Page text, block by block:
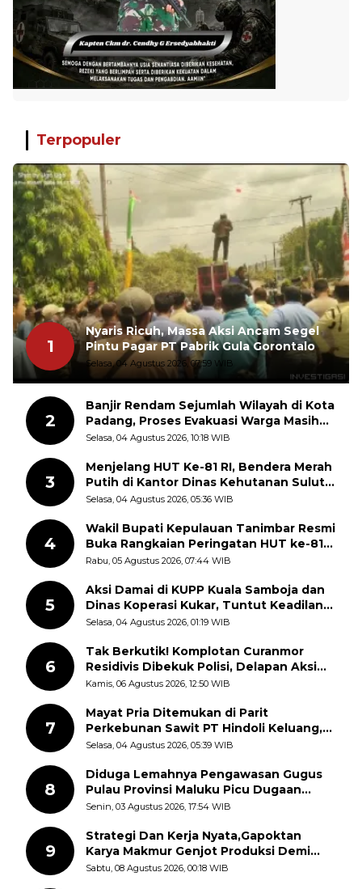
Terpopuler
1
Nyaris Ricuh, Massa Aksi Ancam Segel
Pintu Pagar PT Pabrik Gula Gorontalo
Selasa, 04 Agustus 2026, 07:59 WIB
2
Banjir Rendam Sejumlah Wilayah di Kota
Padang, Proses Evakuasi Warga Masih
Berlangsung
Selasa, 04 Agustus 2026, 10:18 WIB
3
Menjelang HUT Ke-81 RI, Bendera Merah
Putih di Kantor Dinas Kehutanan Sulut
Disorot Warga
Selasa, 04 Agustus 2026, 05:36 WIB
4
Wakil Bupati Kepulauan Tanimbar Resmi
Buka Rangkaian Peringatan HUT ke-81
Kemerdekaan RI, ASN Diajak Perkuat
Rabu, 05 Agustus 2026, 07:44 WIB
5
Aksi Damai di KUPP Kuala Samboja dan
Dinas Koperasi Kukar, Tuntut Keadilan
dan Kesempatan Kerja yang Adil
Selasa, 04 Agustus 2026, 01:19 WIB
6
Tak Berkutik! Komplotan Curanmor
Residivis Dibekuk Polisi, Delapan Aksi
Curanmor Di Candipuro Terungkap
Kamis, 06 Agustus 2026, 12:50 WIB
7
Mayat Pria Ditemukan di Parit
Perkebunan Sawit PT Hindoli Keluang,
Polisi Selidiki Penyebab Kematian
Selasa, 04 Agustus 2026, 05:39 WIB
8
Diduga Lemahnya Pengawasan Gugus
Pulau Provinsi Maluku Picu Dugaan
Pungli terhadap Nelayan Bale-Bale di
Senin, 03 Agustus 2026, 17:54 WIB
9
Strategi Dan Kerja Nyata,Gapoktan
Karya Makmur Genjot Produksi Demi
Swasembada Pangan
Sabtu, 08 Agustus 2026, 00:18 WIB